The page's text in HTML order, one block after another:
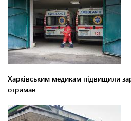
Харківським медикам підвищили
отримав